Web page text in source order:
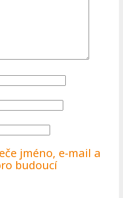
jméno, e-mail a
budoucí